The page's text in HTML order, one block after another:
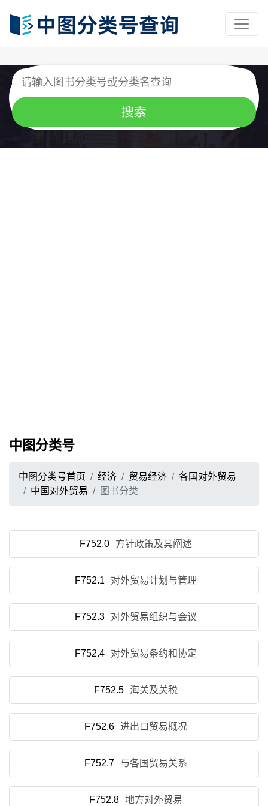
中图分类号
中图分类号首页 经济 贸易经济
各国对外贸易
中国对外贸易
图书分类
F752.0 方针政策及其阐述
F752.1 对外贸易计划与管理
F752.3 对外贸易组织与会议
F752.4 对外贸易条约和协定
F752.5 海关及关税
F752.6 进出口贸易概况
F752.7 与各国贸易关系
F752.8 地方对外贸易